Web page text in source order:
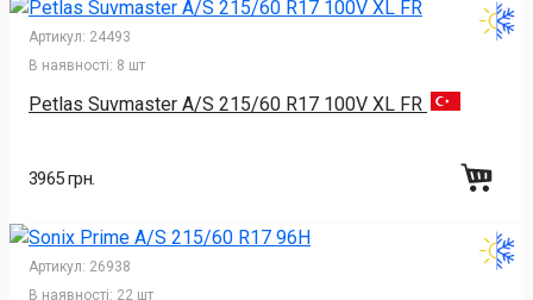
Артикул: 24493
В наявності: 8 шт
Petlas Suvmaster A/S 215/60 R17 100V XL FR
3965 грн.
Артикул: 26938
В наявності: 22 шт